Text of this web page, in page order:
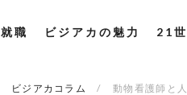
就職 ビジアカの魅力 21
ビジアカコラム 動物看護師と